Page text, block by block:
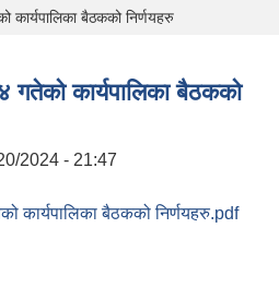
बैठकको निर्णयहरु
कार्यपालिका बैठकको
2024 - 21:47
कार्यपालिका बैठकको निर्णयहरु.pdf